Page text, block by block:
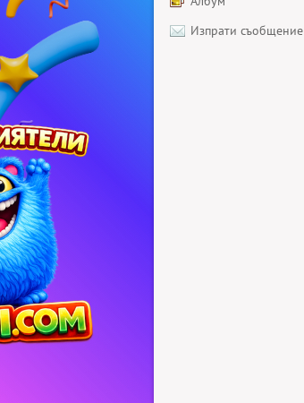
Изпрати съобщение